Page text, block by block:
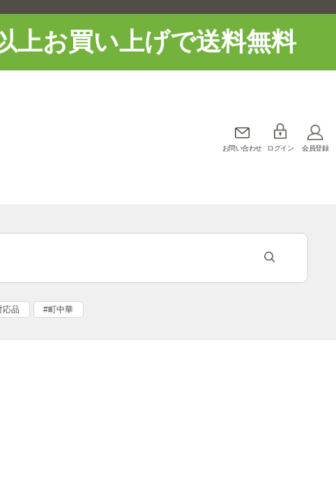
上お買い上げで送料無料
お問い合わせ ログイン 会員登録
応品 #町中華